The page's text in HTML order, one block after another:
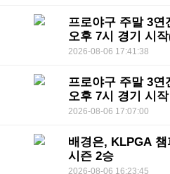
프로야구 주말 3
오후 7시 경기 시
2026-08-06 17:41:38
프로야구 주말 3
오후 7시 경기 시작
2026-08-06 17:07:00
배경은, KLPGA
시즌 2승
2026-08-06 16:23:45